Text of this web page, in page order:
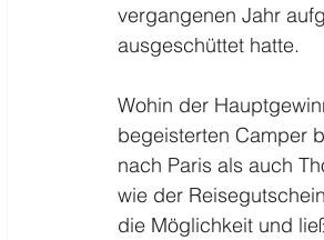
vergangenen Jahr
ausgeschüttet hatte.
Wohin der
begeisterten Camper
nach Paris als auch
wie der
die Möglichkeit und